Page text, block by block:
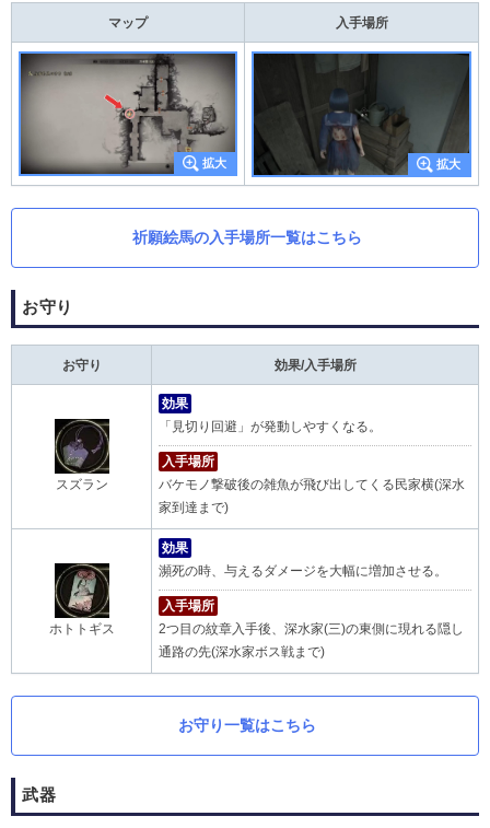
マップ 入手場所
祈願絵馬の入手場所一覧はこちら
お守り
お守り 効果/入手場所
スズラン
効果
「見切り回避」が発動しやすくなる。
入手場所
バケモノ撃破後の雑魚が飛び出してくる民家横(深水
家到達まで)
ホトトギス
効果
瀕死の時、与えるダメージを大幅に増加させる。
入手場所
2つ目の紋章入手後、深水家(三)の東側に現れる隠し
通路の先(深水家ボス戦まで)
お守り一覧はこちら
武器